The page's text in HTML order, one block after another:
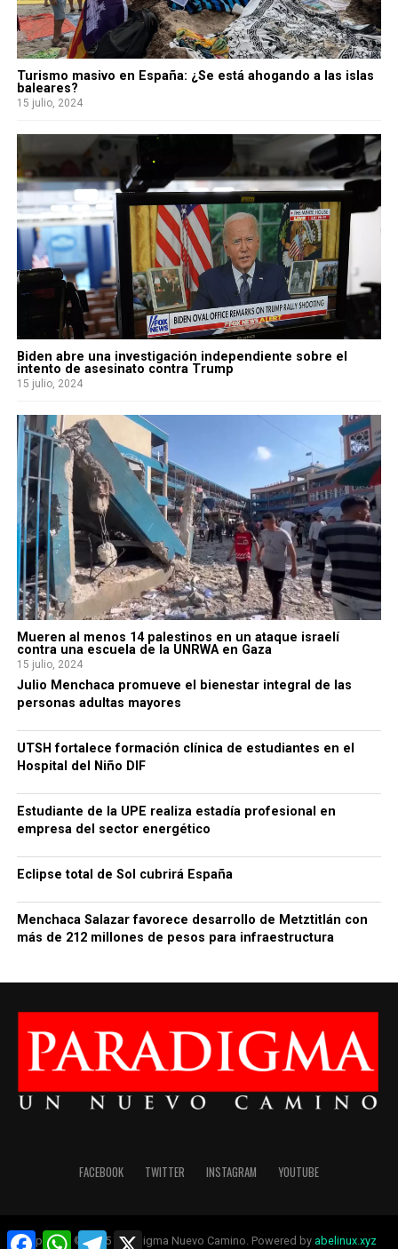
Turismo masivo en España: ¿Se está ahogando a las islas
baleares?
15 julio, 2024
Biden abre una investigación independiente sobre el
intento de asesinato contra Trump
15 julio, 2024
Mueren al menos 14 palestinos en un ataque israelí
contra una escuela de la UNRWA en Gaza
15 julio, 2024
Julio Menchaca promueve el bienestar integral de las
personas adultas mayores
UTSH fortalece formación clínica de estudiantes en el
Hospital del Niño DIF
Estudiante de la UPE realiza estadía profesional en
empresa del sector energético
Eclipse total de Sol cubrirá España
Menchaca Salazar favorece desarrollo de Metztitlán con
más de 212 millones de pesos para infraestructura
FACEBOOK TWITTER INSTAGRAM YOUTUBE
Copyright © 2025 Paradigma Nuevo Camino. Powered by abelinux.xyz
FacebookWhatsAppTelegram
X